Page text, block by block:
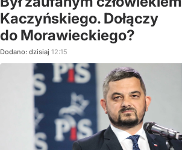
Kaczyńskiego. Dołączy
do Morawieckiego?
Dodano: dzisiaj 12:15